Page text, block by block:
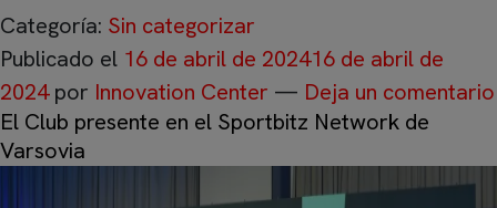
Categoría: Sin categorizar
Publicado el 16 de abril de 202416 de abril de
2024 por Innovation Center — Deja un comentario
El Club presente en el Sportbitz Network de
Varsovia